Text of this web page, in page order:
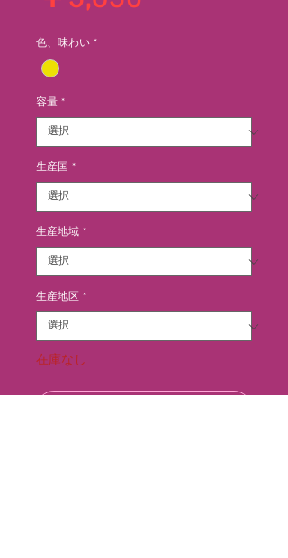
色、味わい *
容量 *
生産国 *
生産地域 *
生産地区 *
在庫なし